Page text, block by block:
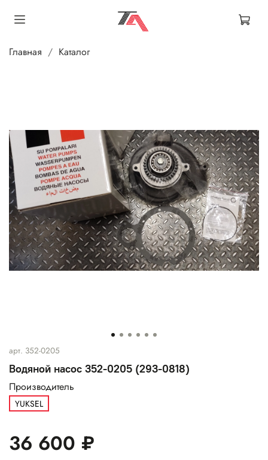
Главная Каталог
арт. 352-0205
Водяной насос 352-0205 (293-0818)
Производитель
YUKSEL
36 600 ₽